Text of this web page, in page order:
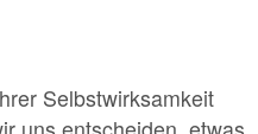
Selbstwirksamkeit